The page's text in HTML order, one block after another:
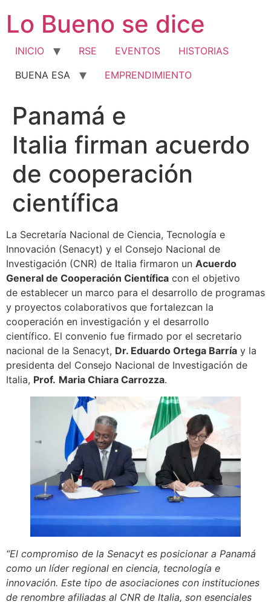
contenido
Lo Bueno se dice
INICIO RSE EVENTOS
HISTORIAS
BUENA ESA
EMPRENDIMIENTO
Panamá e
Italia firman acuerdo
de cooperación
científica
La Secretaría Nacional de Ciencia, Tecnología e
Innovación (Senacyt) y el Consejo Nacional de
Investigación (CNR) de Italia firmaron un Acuerdo
General de Cooperación Científica con el objetivo
de establecer un marco para el desarrollo de programas
y proyectos colaborativos que fortalezcan la
cooperación en investigación y el desarrollo
científico. El convenio fue firmado por el secretario
nacional de la Senacyt, Dr. Eduardo Ortega Barría y la
presidenta del Consejo Nacional de Investigación de
Italia, Prof. Maria Chiara Carrozza.
“El compromiso de la Senacyt es posicionar a Panamá
como un líder regional en ciencia, tecnología e
innovación. Este tipo de asociaciones con instituciones
de renombre afiliadas al CNR de Italia, son esenciales